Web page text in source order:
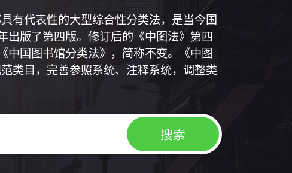
有代表性的大型综合性分类法，是当今国
版了第四版。修订后的《中图法》第四
中国图书馆分类法》，简称不变。《中图
类目，完善参照系统、注释系统，调整类